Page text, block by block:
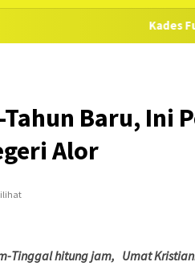
Kades Fuisama
Baru, Ini
Alor
Tinggal hitung jam, Umat